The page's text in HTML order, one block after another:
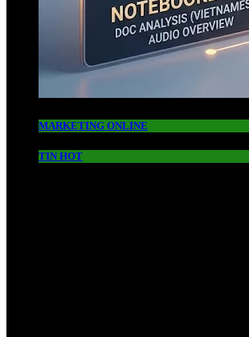
MARKETING ONLINE
TIN HOT